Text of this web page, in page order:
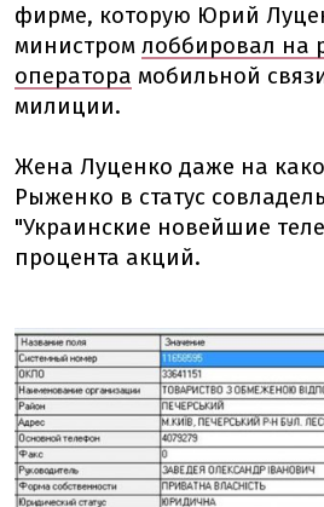
фирме, которую Юрий
министром лоббировал на
оператора мобильной
милиции.
Жена Луценко даже на
Рыженко в статус
"Украинские новейшие
процента акций.